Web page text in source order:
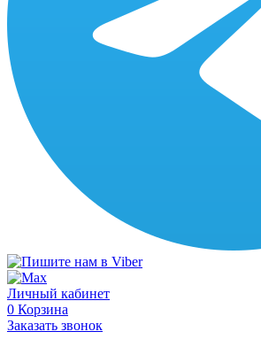
Личный кабинет
0 Корзина
Заказать звонок